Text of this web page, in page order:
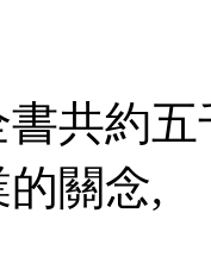
書共約
關念,